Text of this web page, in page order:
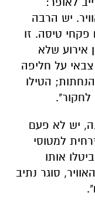
יש הרבה
פקחי טיסה. זו
אירוע שלא
צבאי על חליפה
הטילו
לחקור".
יש לא פעם
למטוסי
אותו
סוגר נתיב